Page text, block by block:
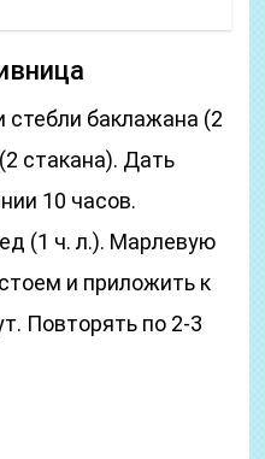
баклажана (2
стакана). Дать
10 часов.
(1 ч. л.). Марлевую
и приложить к
Повторять по 2-3